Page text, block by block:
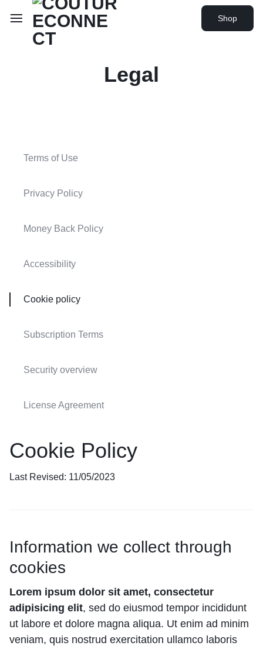
Shop
Legal
Terms of Use
Privacy Policy
Money Back Policy
Accessibility
Cookie policy
Subscription Terms
Security overview
License Agreement
Cookie Policy
Last Revised: 11/05/2023
Information we collect through
cookies
Lorem ipsum dolor sit amet, consectetur
adipisicing elit, sed do eiusmod tempor incididunt
ut labore et dolore magna aliqua. Ut enim ad minim
veniam, quis nostrud exercitation ullamco laboris